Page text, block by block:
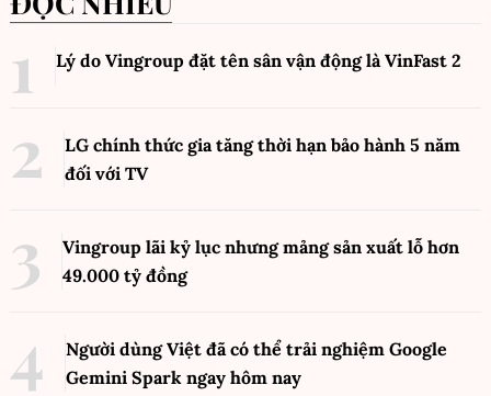
Lý do Vingroup đặt tên sân vận động là VinFast 2
LG chính thức gia tăng thời hạn bảo hành 5 năm
đối với TV
Vingroup lãi kỷ lục nhưng mảng sản xuất lỗ hơn
49.000 tỷ đồng
Người dùng Việt đã có thể trải nghiệm Google
Gemini Spark ngay hôm nay